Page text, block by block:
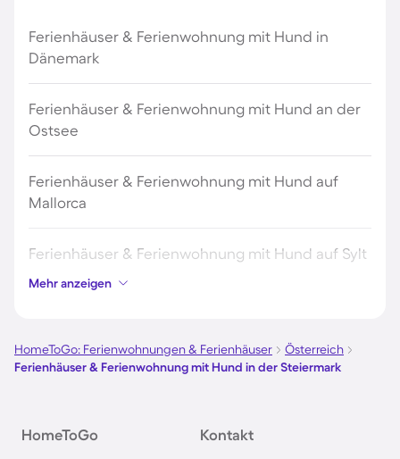
Ferienhäuser & Ferienwohnung mit Hund in
Dänemark
Ferienhäuser & Ferienwohnung mit Hund an der
Ostsee
Ferienhäuser & Ferienwohnung mit Hund auf
Mallorca
Ferienhäuser & Ferienwohnung mit Hund auf Sylt
Ferienhäuser & Ferienwohnung mit Hund auf
Mehr anzeigen
HomeToGo: Ferienwohnungen & Ferienhäuser
Österreich
Ferienhäuser & Ferienwohnung mit Hund in der Steiermark
HomeToGo Kontakt